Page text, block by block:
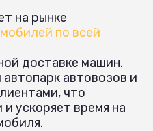
на рынке
по всей
доставке машин.
автовозов и
что
ускоряет время на